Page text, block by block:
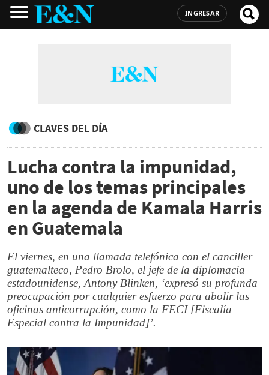
INGRESAR
CLAVES DEL DÍA
Lucha contra la impunidad,
uno de los temas principales
en la agenda de Kamala Harris
en Guatemala
El viernes, en una llamada telefónica con el canciller
guatemalteco, Pedro Brolo, el jefe de la diplomacia
estadounidense, Antony Blinken, ‘expresó su profunda
preocupación por cualquier esfuerzo para abolir las
oficinas anticorrupción, como la FECI [Fiscalía
Especial contra la Impunidad]’.